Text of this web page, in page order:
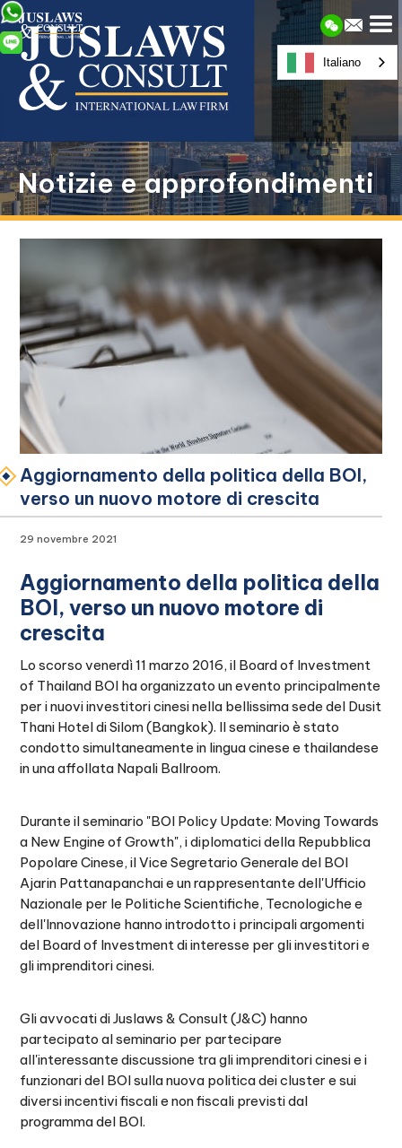
Notizie e approfondimenti
Aggiornamento della politica della BOI,
verso un nuovo motore di crescita
29 novembre 2021
Aggiornamento della politica della
BOI, verso un nuovo motore di
crescita
Lo scorso venerdì 11 marzo 2016, il Board of Investment
of Thailand BOI ha organizzato un evento principalmente
per i nuovi investitori cinesi nella bellissima sede del Dusit
Thani Hotel di Silom (Bangkok). Il seminario è stato
condotto simultaneamente in lingua cinese e thailandese
in una affollata Napali Ballroom.
Durante il seminario "BOI Policy Update: Moving Towards
a New Engine of Growth", i diplomatici della Repubblica
Popolare Cinese, il Vice Segretario Generale del BOI
Ajarin Pattanapanchai e un rappresentante dell'Ufficio
Nazionale per le Politiche Scientifiche, Tecnologiche e
dell'Innovazione hanno introdotto i principali argomenti
del Board of Investment di interesse per gli investitori e
gli imprenditori cinesi.
Gli avvocati di Juslaws & Consult (J&C) hanno
partecipato al seminario per partecipare
all'interessante discussione tra gli imprenditori cinesi e i
funzionari del BOI sulla nuova politica dei cluster e sui
diversi incentivi fiscali e non fiscali previsti dal
programma del BOI.
Italiano